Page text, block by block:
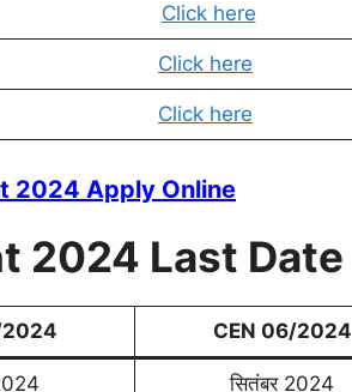
Click here
Click here
Click here
2024 Apply Online
2024 Last Date
2024 CEN 06/2024
सितंबर 2024